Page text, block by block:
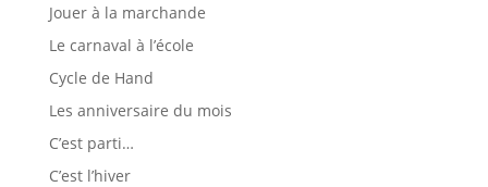
Jouer à la marchande
Le carnaval à l’école
Cycle de Hand
Les anniversaire du mois
C’est parti…
C’est l’hiver